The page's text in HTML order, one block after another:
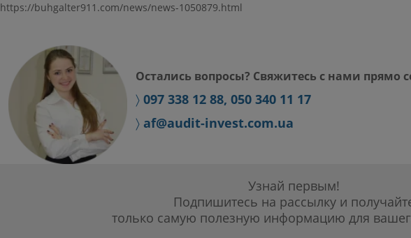
https://buhgalter911.com/news/news-1050879.html
Остались вопросы? Свяжитесь с нами прямо
〉 097 338 12 88, 050 340 11 17
〉 af@audit-invest.com.ua
Узнай первым!
Подпишитесь на рассылку и
только самую полезную информацию для